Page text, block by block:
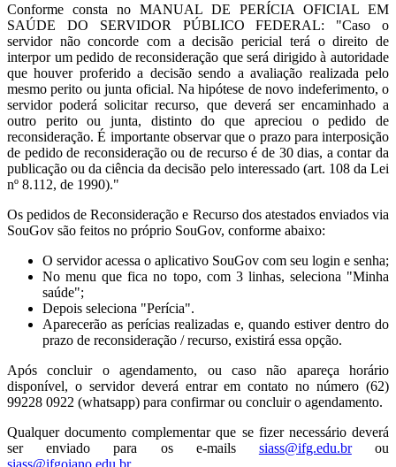
Conforme consta no MANUAL DE PERÍCIA OFICIAL EM
SAÚDE DO SERVIDOR PÚBLICO FEDERAL: "Caso o
servidor não concorde com a decisão pericial terá o direito de
interpor um pedido de reconsideração que será dirigido à autoridade
que houver proferido a decisão sendo a avaliação realizada pelo
mesmo perito ou junta oficial. Na hipótese de novo indeferimento, o
servidor poderá solicitar recurso, que deverá ser encaminhado a
outro perito ou junta, distinto do que apreciou o pedido de
reconsideração. É importante observar que o prazo para interposição
de pedido de reconsideração ou de recurso é de 30 dias, a contar da
publicação ou da ciência da decisão pelo interessado (art. 108 da Lei
nº 8.112, de 1990)."
Os pedidos de Reconsideração e Recurso dos atestados enviados via
SouGov são feitos no próprio SouGov, conforme abaixo:
O servidor acessa o aplicativo SouGov com seu login e senha;
No menu que fica no topo, com 3 linhas, seleciona "Minha
saúde";
Depois seleciona "Perícia".
Aparecerão as perícias realizadas e, quando estiver dentro do
prazo de reconsideração / recurso, existirá essa opção.
Após concluir o agendamento, ou caso não apareça horário
disponível, o servidor deverá entrar em contato no número (62)
99228 0922 (whatsapp) para confirmar ou concluir o agendamento.
Qualquer documento complementar que se fizer necessário deverá
ser enviado para os e-mails siass@ifg.edu.brou
siass@ifgoiano.edu.br.